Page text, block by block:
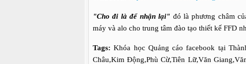
"Cho đi là để nhận lại" đó là phương châm
máy và alo cho trung tâm đào tạo thiết kế FFD
Tags: Khóa học Quảng cáo facebook tại
Châu,Kim Động,Phù Cừ,Tiên Lữ,Văn